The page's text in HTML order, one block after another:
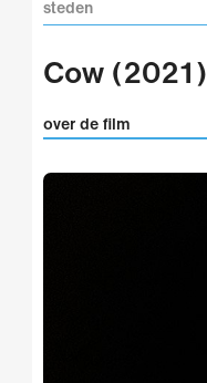
steden
Cow (2021)
over de film